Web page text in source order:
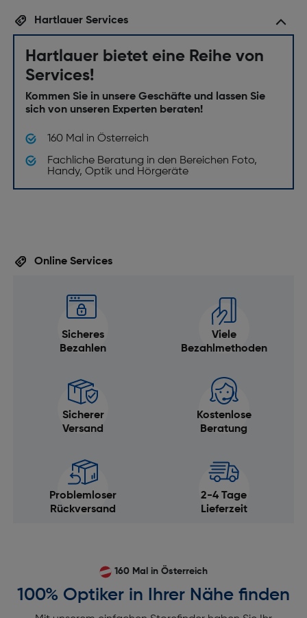
Hartlauer Services
Hartlauer bietet eine Reihe von
Services!
Kommen Sie in unsere Geschäfte und lassen Sie
sich von unseren Experten beraten!
160 Mal in Österreich
Fachliche Beratung in den Bereichen Foto,
Handy, Optik und Hörgeräte
Online Services
Sicheres
Bezahlen
Viele
Bezahlmethoden
Sicherer
Versand
Kostenlose
Beratung
Problemloser
Rückversand
2-4 Tage
Lieferzeit
160 Mal in Österreich
100% Optiker in Ihrer Nähe finden